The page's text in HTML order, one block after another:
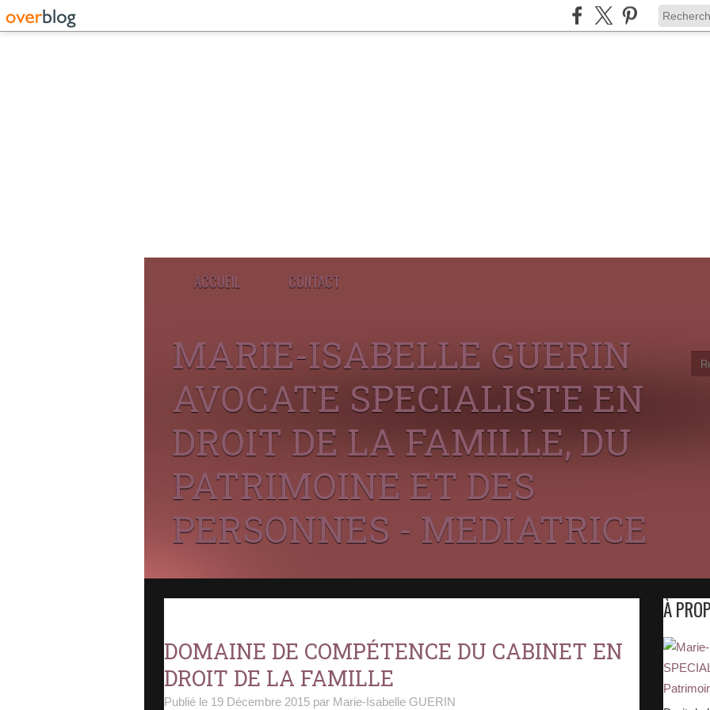
ACCUEIL CONTACT
MARIE-ISABELLE GUERIN
AVOCATE SPECIALISTE EN
DROIT DE LA FAMILLE, DU
PATRIMOINE ET DES
PERSONNES - MEDIATRICE
DOMAINE DE COMPÉTENCE DU CABINET EN
DROIT DE LA FAMILLE
Publié le 19 Décembre 2015 par Marie-Isabelle GUERIN
À